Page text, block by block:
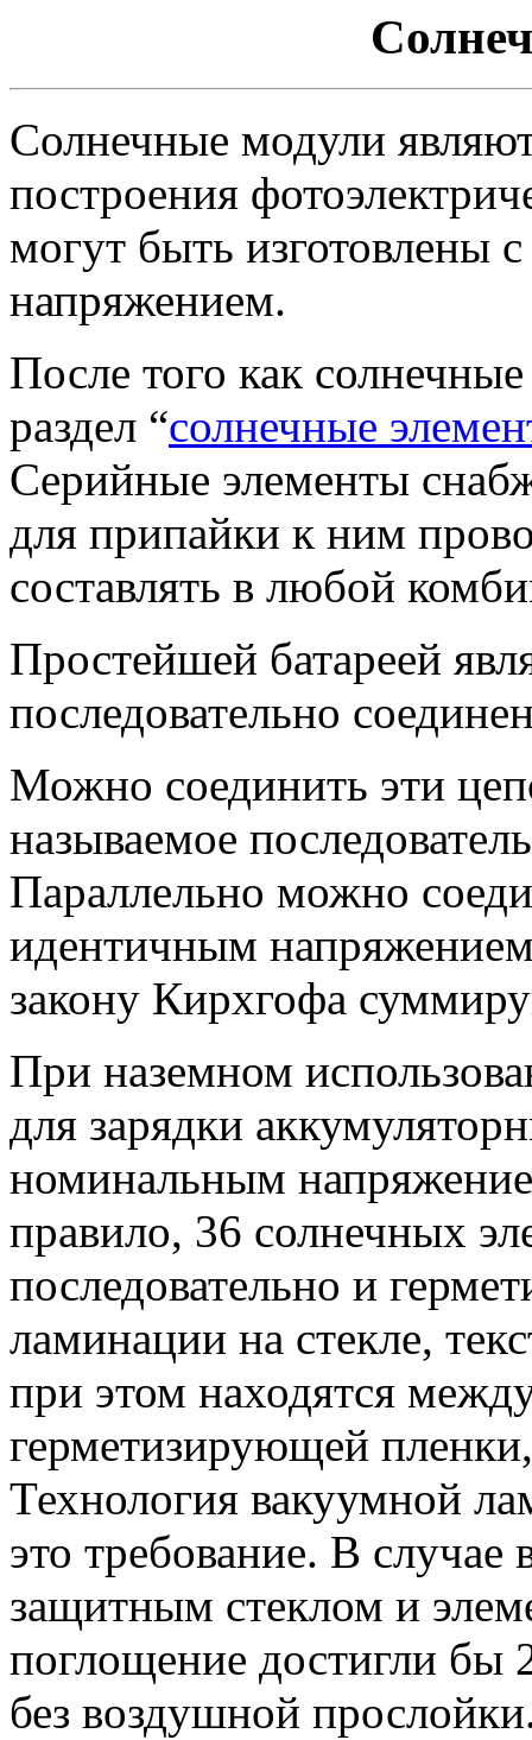
Солнечные модули
построения
могут быть
напряжением.
После того как
раздел “солнечные
Серийные элементы
для припайки к ним
составлять в любой
Простейшей батареей
последовательно
Можно соединить эти
называемое
Параллельно можно
идентичным
закону Кирхгофа
При наземном
для зарядки
номинальным
правило, 36 солнечных
последовательно и
ламинации на стекле,
при этом находятся
герметизирующей
Технология вакуумной
это требование. В
защитным стеклом и
поглощение достигли бы
без воздушной